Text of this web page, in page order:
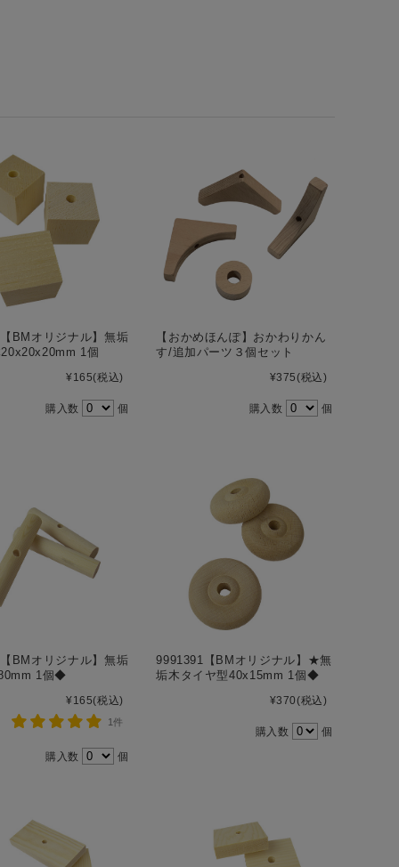
BMオリジナル】無垢
1個
¥165(税込)
購入数 個
【おかめほんぽ】おかわりかん
す/追加パーツ３個セット
¥375(税込)
購入数 個
BMオリジナル】無垢
1個◆
¥165(税込)
1件
購入数 個
9991391【BMオリジナル】★無
垢木タイヤ型40x15mm 1個◆
¥370(税込)
購入数 個